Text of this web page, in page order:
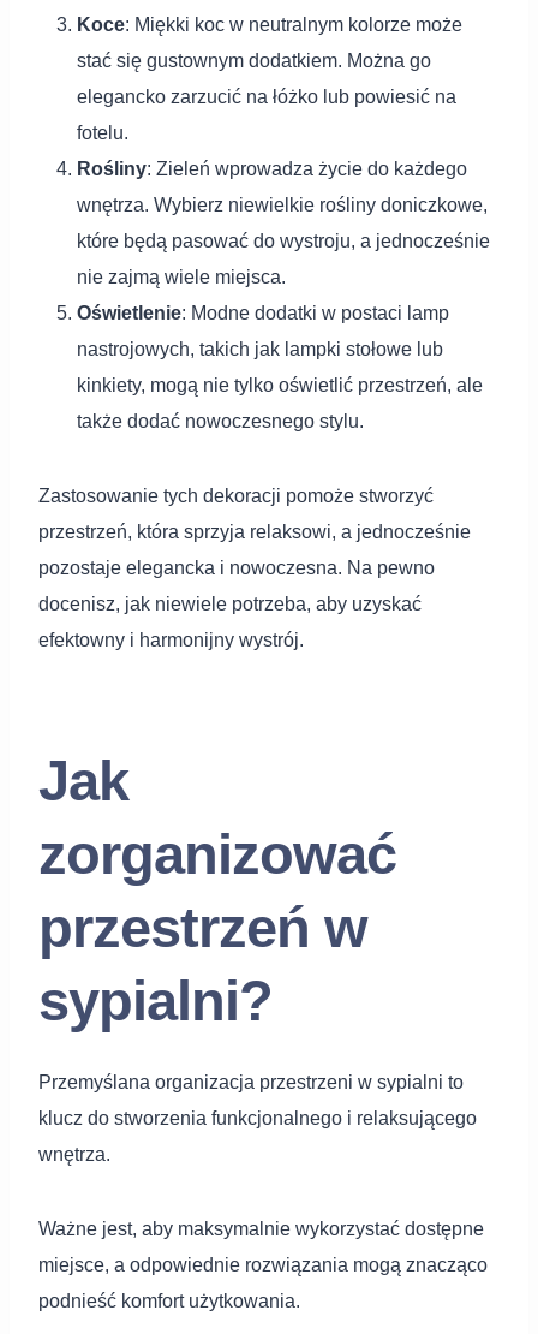
Koce: Miękki koc w neutralnym kolorze może
stać się gustownym dodatkiem. Można go
elegancko zarzucić na łóżko lub powiesić na
fotelu.
Rośliny: Zieleń wprowadza życie do każdego
wnętrza. Wybierz niewielkie rośliny doniczkowe,
które będą pasować do wystroju, a jednocześnie
nie zajmą wiele miejsca.
Oświetlenie: Modne dodatki w postaci lamp
nastrojowych, takich jak lampki stołowe lub
kinkiety, mogą nie tylko oświetlić przestrzeń, ale
także dodać nowoczesnego stylu.
Zastosowanie tych dekoracji pomoże stworzyć
przestrzeń, która sprzyja relaksowi, a jednocześnie
pozostaje elegancka i nowoczesna. Na pewno
docenisz, jak niewiele potrzeba, aby uzyskać
efektowny i harmonijny wystrój.
Jak
zorganizować
przestrzeń w
sypialni?
Przemyślana organizacja przestrzeni w sypialni to
klucz do stworzenia funkcjonalnego i relaksującego
wnętrza.
Ważne jest, aby maksymalnie wykorzystać dostępne
miejsce, a odpowiednie rozwiązania mogą znacząco
podnieść komfort użytkowania.